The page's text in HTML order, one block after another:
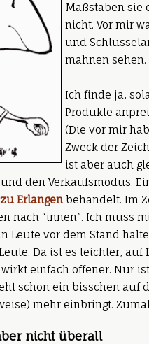
Maßstäben sie
nicht. Vor mir
und
mahnen sehen.
Ich finde ja,
Produkte
(Die vor mir
Zweck der
ist aber auch
den Verkaufsmodus.
Erlangen behandelt. Im
nach “innen”. Ich muss
Leute vor dem Stand
Da ist es leichter,
einfach offener. Nur
schon ein bisschen auf
mehr einbringt.
nicht überall